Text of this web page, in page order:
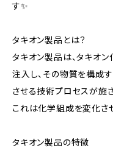
す✨
タキオン製品とは？
タキオン製品は、タキオ
注入し、その物質を構成
させる技術プロセスが施
これは化学組成を変化さ
タキオン製品の特徴